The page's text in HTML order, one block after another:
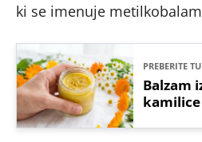
ki se imenuje
PREBERITE
Balzam